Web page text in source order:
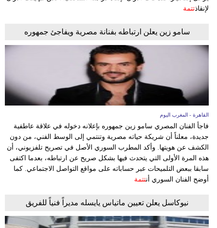
إعلام
مرأة
إسلامية
علوم
وتكنولوجيا
مدوَّنات
أبراج
لإنقاذتتمة
سامو زين يعلن ارتباطه بفنانة مصرية ويفاجئ جمهوره
القاهرة - المغرب اليوم
فاجأ الفنان المصري سامو زين جمهوره بإعلانه دخوله في علاقة عاطفية
جديدة، معلناً أن شريكة حياته مصرية وتنتمي إلى الوسط الفني، من دون
الكشف عن هويتها. وأكد المطرب السوري الأصل في تصريح تلفزيوني، أن
هذه المرة الأولى التي يتحدث فيها بشكل صريح عن ارتباطه، بعدما اكتفى
سابقا ببعض التلميحات عبر حساباته على مواقع التواصل الاجتماعي. كما
أوضح الفنان السوري أنتتمة
نيوكاسل يعلن تعيين ماتياس يايسله مديراً فنياً للفريق